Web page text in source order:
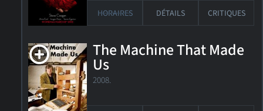
HORAIRES DÉTAILS CRITIQUES
The Machine That Made
Us
2008.